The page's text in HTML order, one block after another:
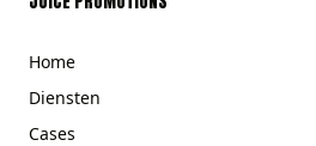
Home
Diensten
Cases